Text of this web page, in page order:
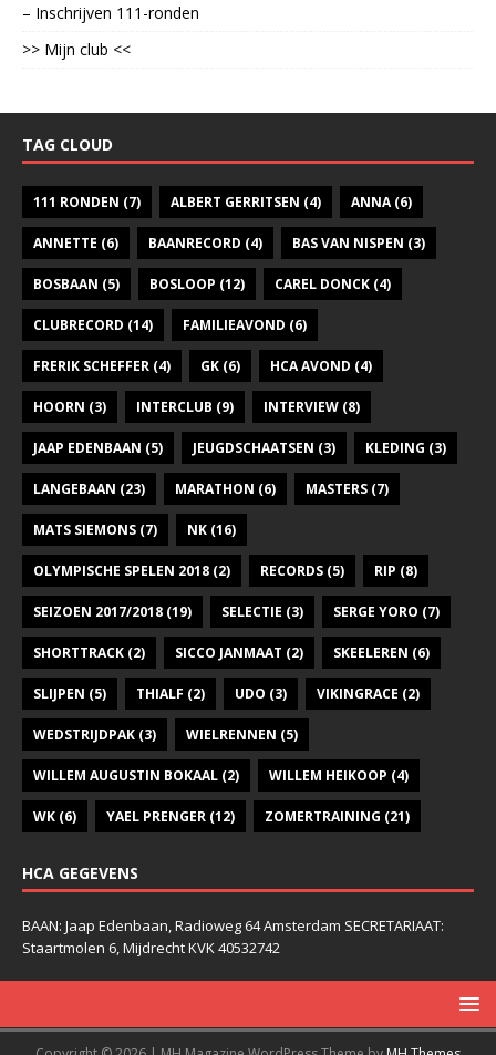
– Inschrijven 111-ronden
>> Mijn club <<
TAG CLOUD
111 RONDEN (7) ALBERT GERRITSEN (4) ANNA(6)
ANNETTE (6) BAANRECORD (4) BAS VAN NISPEN (3)
BOSBAAN (5) BOSLOOP (12) CAREL DONCK (4)
CLUBRECORD (14) FAMILIEAVOND (6)
FRERIK SCHEFFER (4) GK (6) HCA AVOND (4)
HOORN (3) INTERCLUB (9) INTERVIEW (8)
JAAP EDENBAAN (5) JEUGDSCHAATSEN (3) KLEDING (3)
LANGEBAAN (23) MARATHON (6) MASTERS (7)
MATS SIEMONS (7) NK (16)
OLYMPISCHE SPELEN 2018 (2) RECORDS (5) RIP (8)
SEIZOEN 2017/2018 (19) SELECTIE (3) SERGE YORO (7)
SHORTTRACK (2) SICCO JANMAAT (2) SKEELEREN (6)
SLIJPEN (5) THIALF (2) UDO (3) VIKINGRACE (2)
WEDSTRIJDPAK (3) WIELRENNEN (5)
WILLEM AUGUSTIN BOKAAL (2) WILLEM HEIKOOP (4)
WK (6) YAEL PRENGER (12) ZOMERTRAINING (21)
HCA GEGEVENS
BAAN: Jaap Edenbaan, Radioweg 64 Amsterdam SECRETARIAAT:
Staartmolen 6, Mijdrecht KVK 40532742